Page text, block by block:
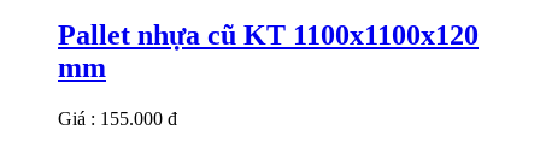
Pallet nhựa cũ KT 1100x1100x120
mm
Giá : 155.000 đ